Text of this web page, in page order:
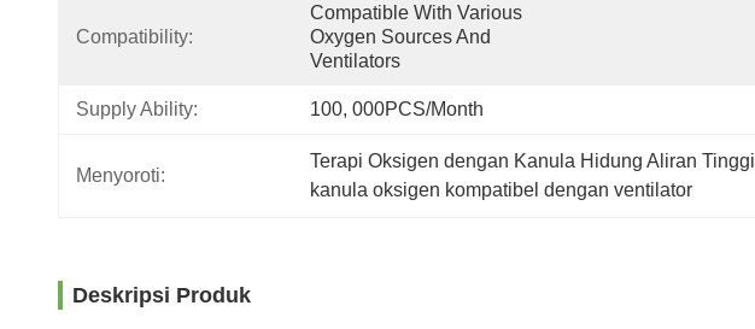
Compatibility:
Compatible With Various
Oxygen Sources And
Ventilators
Supply Ability: 100, 000PCS/Month
Menyoroti:
Terapi Oksigen dengan Kanula Hidung Aliran Tinggi
kanula oksigen kompatibel dengan ventilator
Deskripsi Produk